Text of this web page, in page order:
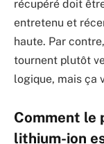
récupéré doit
entretenu et
haute. Par
tournent plutôt
logique, mais ça
Comment le
lithium-ion